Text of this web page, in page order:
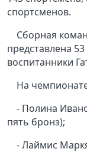
спортсменов.
Сборная
представлена
воспитанники
На
- Полина
пять бронз);
- Лаймис